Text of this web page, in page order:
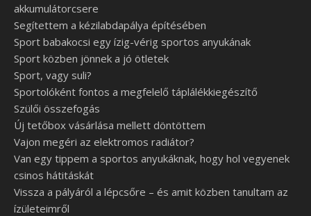
akkumulátorcsere
Segítettem a kézilabdapálya építésében
Sport babakocsi egy ízig-vérig sportos anyukának
Sport közben jönnek a jó ötletek
Sport, vagy suli?
Sportolóként fontos a megfelelő táplálékkiegészítő
Szülői összefogás
Új tetőbox vásárlása mellett döntöttem
Vajon megéri az elektromos radiátor?
Van egy tippem a sportos anyukáknak, hogy hol vegyenek
csinos hátitáskát
Vissza a pályáról a lépcsőre – és amit közben tanultam az
ízületeimről